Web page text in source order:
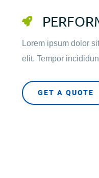
Lorem ipsum dolor
elit. Tempor
GET A QUOTE